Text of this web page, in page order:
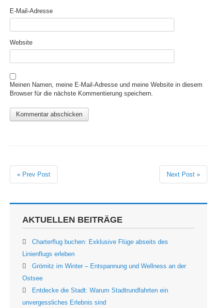
E-Mail-Adresse
Website
Meinen Namen, meine E-Mail-Adresse und meine Website in diesem
Browser für die nächste Kommentierung speichern.
« Prev Post Next Post »
AKTUELLEN BEITRÄGE
Charterflug buchen: Exklusive Flüge abseits des
Linienflugs erleben
Grömitz im Winter – Entspannung und Wellness an der
Ostsee
Entdecke die Stadt: Warum Stadtrundfahrten ein
unvergessliches Erlebnis sind